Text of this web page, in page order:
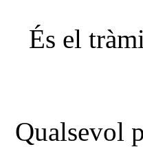
És el
Qualsevol